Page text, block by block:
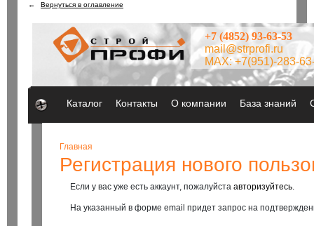
← Вернуться в оглавление